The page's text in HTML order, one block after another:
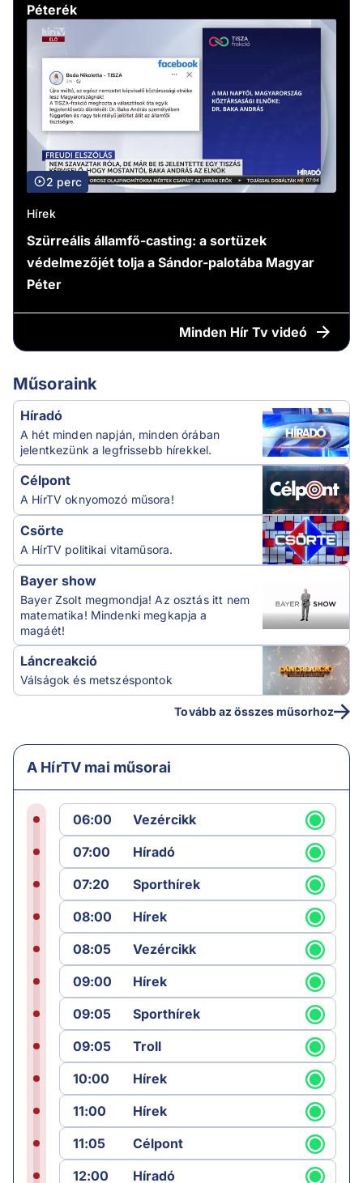
Péterék
2 perc
Hírek
Szürreális államfő-casting: a sortüzek
védelmezőjét tolja a Sándor-palotába Magyar
Péter
Minden Hír Tv videó
Műsoraink
Híradó
A hét minden napján, minden órában
jelentkezünk a legfrissebb hírekkel.
Célpont
A HírTV oknyomozó műsora!
Csörte
A HírTV politikai vitaműsora.
Bayer show
Bayer Zsolt megmondja! Az osztás itt nem
matematika! Mindenki megkapja a
magáét!
Láncreakció
Válságok és metszéspontok
Tovább az összes műsorhoz
A HírTV mai műsorai
06:00
Vezércikk
07:00
Híradó
07:20
Sporthírek
08:00
Hírek
08:05
Vezércikk
09:00
Hírek
09:05
Sporthírek
09:05
Troll
10:00
Hírek
11:00
Hírek
11:05
Célpont
12:00
Híradó